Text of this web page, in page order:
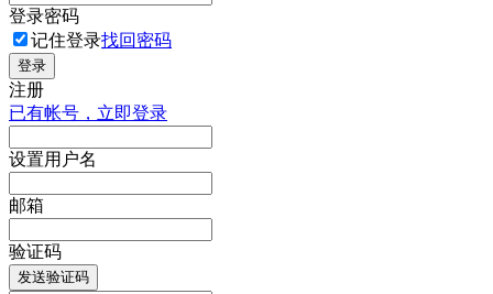
登录密码
记住登录找回密码
登录
注册
已有帐号，立即登录
设置用户名
邮箱
验证码
发送验证码